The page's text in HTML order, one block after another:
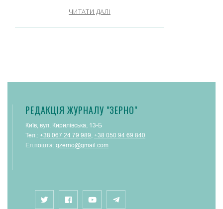
ЧИТАТИ ДАЛІ
РЕДАКЦІЯ ЖУРНАЛУ "ЗЕРНО"
Київ, вул. Кирилівська, 13-Б
Тел.: +38 067 24 79 989, +38 050 94 69 840
Ел.пошта: gzerno@gmail.com